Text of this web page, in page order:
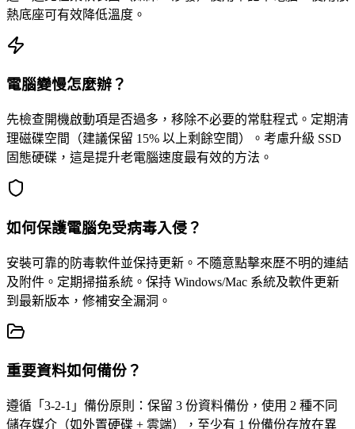
熱底座可有效降低溫度。
電腦變慢怎麼辦？
先檢查開機啟動項是否過多，移除不必要的常駐程式。定期清
理磁碟空間（建議保留 15% 以上剩餘空間）。考慮升級 SSD
固態硬碟，這是提升老電腦速度最有效的方法。
如何保護電腦免受病毒入侵？
安裝可靠的防毒軟件並保持更新。不隨意點擊來歷不明的連結
及附件。定期掃描系統。保持 Windows/Mac 系統及軟件更新
到最新版本，修補安全漏洞。
重要資料如何備份？
遵循「3-2-1」備份原則：保留 3 份資料備份，使用 2 種不同
儲存媒介（如外置硬碟 + 雲端），至少有 1 份備份存放在異